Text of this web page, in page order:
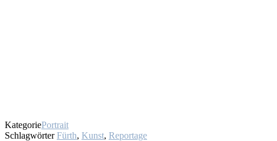
KategoriePortrait
Schlagwörter Fürth, Kunst, Reportage